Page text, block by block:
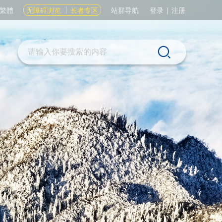
繁體 无障碍浏览 长者专区 站群导航 登录 | 注册